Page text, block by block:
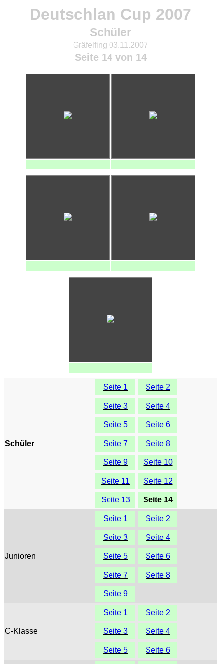
Deutschlan Cup 2007
Schüler
Gräfelfing 03.11.2007
Seite 14 von 14
Schüler
Seite 1 Seite 2
Seite 3 Seite 4
Seite 5 Seite 6
Seite 7 Seite 8
Seite 9 Seite 10
Seite 11 Seite 12
Seite 13 Seite 14
Junioren
Seite 1 Seite 2
Seite 3 Seite 4
Seite 5 Seite 6
Seite 7 Seite 8
Seite 9
C-Klasse
Seite 1 Seite 2
Seite 3 Seite 4
Seite 5 Seite 6